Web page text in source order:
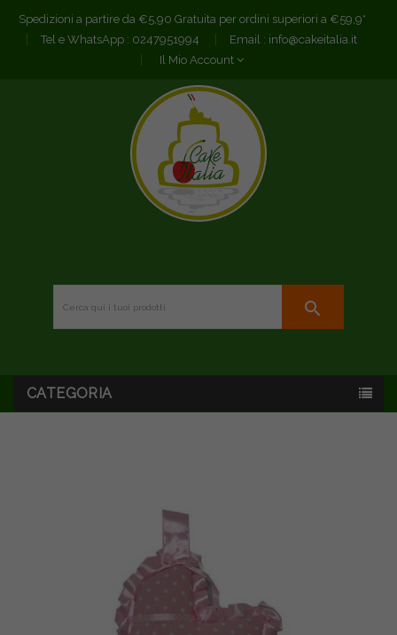
Spedizioni a partire da €5,90 Gratuita per ordini superiori a €59,9*
Tel e WhatsApp : 0247951994 Email : info@cakeitalia.it
Il Mio Account
search
CATEGORIA